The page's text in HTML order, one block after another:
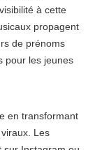
à cette
propagent
de prénoms
pour les jeunes
en transformant
Les